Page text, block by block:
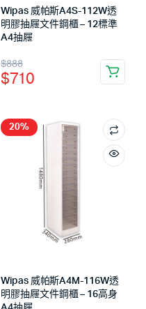
Wipas 威帕斯A4S-112W透
明膠抽屜文件鋼櫃 – 12標準
A4抽屜
$888
$710
20%
Wipas 威帕斯A4M-116W透
明膠抽屜文件鋼櫃 – 16高身